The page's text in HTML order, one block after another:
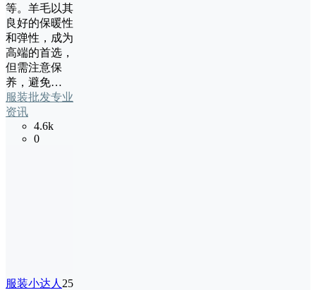
等。羊毛以其
良好的保暖性
和弹性，成为
高端的首选，
但需注意保
养，避免…
服装批发专业
资讯
4.6k
0
服装小达人 25